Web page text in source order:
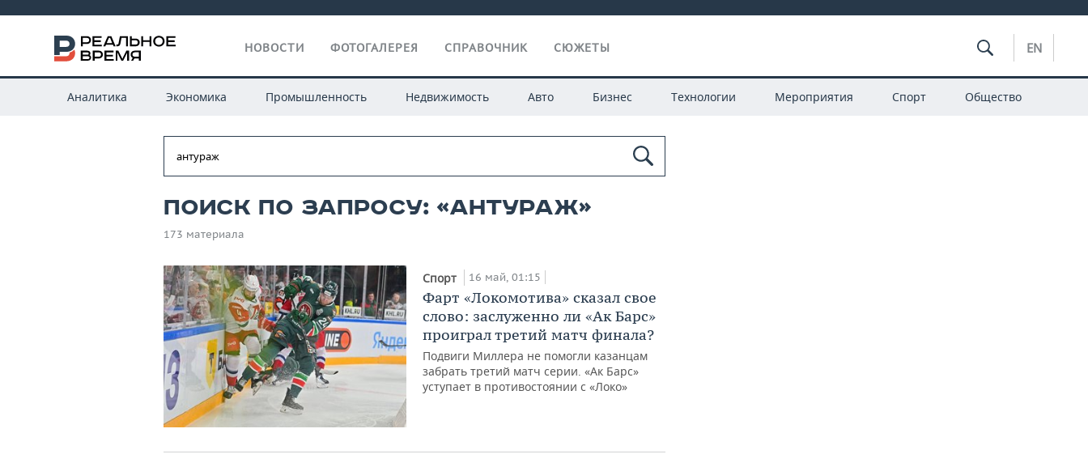
НОВОСТИ ФОТОГАЛЕРЕЯ СПРАВОЧНИК СЮЖЕТЫ EN
Аналитика Экономика Промышленность Недвижимость Авто Бизнес Технологии Мероприятия Спорт Общество
Поиск по запросу: «антураж»
173 материала
Спорт 16 май, 01:15
Фарт «Локомотива» сказал свое
слово: заслуженно ли «Ак Барс»
проиграл третий матч финала?
Подвиги Миллера не помогли казанцам
забрать третий матч серии. «Ак Барс»
уступает в противостоянии с «Локо»